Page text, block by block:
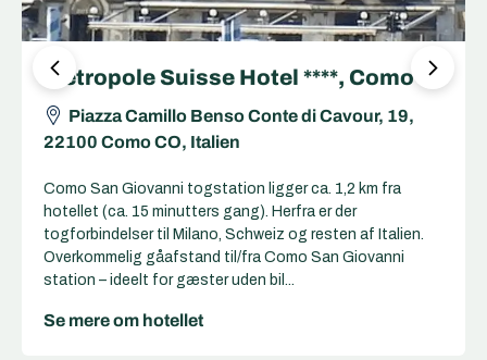
Metropole Suisse Hotel ****, Como
Piazza Camillo Benso Conte di Cavour, 19,
22100 Como CO, Italien
Como San Giovanni togstation ligger ca. 1,2 km fra
hotellet (ca. 15 minutters gang). Herfra er der
togforbindelser til Milano, Schweiz og resten af Italien.
Overkommelig gåafstand til/fra Como San Giovanni
station – ideelt for gæster uden bil...
Se mere om hotellet